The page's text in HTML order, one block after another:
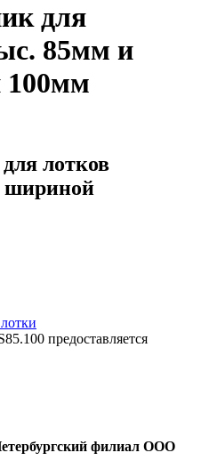
для
85мм и
лотков
шириной
предоставляется
филиал ООО